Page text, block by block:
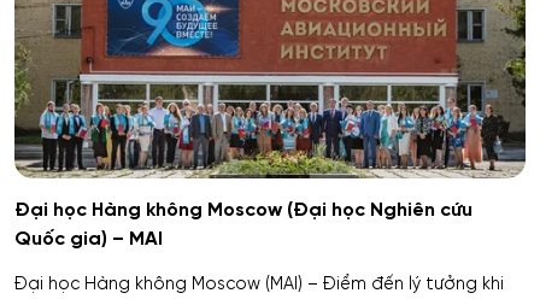
Du lịch
Du lịch nghỉ dưỡng và hoạt động giải trí
Dân tộc học
Dược
Đại học Hàng không Moscow (Đại học Nghiên cứu
Quốc gia) – MAI
Đại học Hàng không Moscow (MAI) – Điểm đến lý tưởng khi